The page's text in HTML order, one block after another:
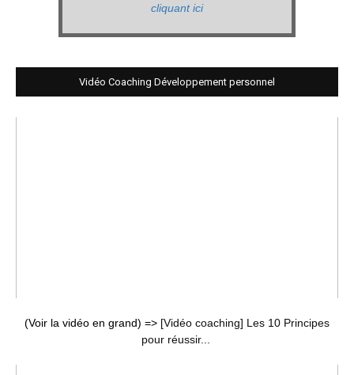
cliquant ici
Vidéo Coaching Développement personnel
(Voir la vidéo en grand) => [Vidéo coaching] Les 10 Principes
pour réussir...